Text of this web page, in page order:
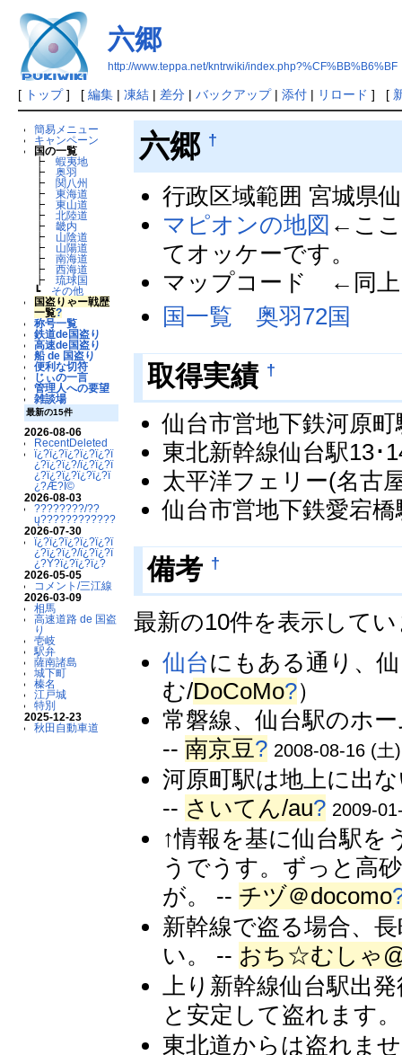
六郷
http://www.teppa.net/kntrwiki/index.php?%CF%BB%B6%BF
[ トップ] [ 編集| 凍結| 差分| バックアップ| 添付| リロード ] [
簡易メニュー
キャンペーン
国の一覧
┣蝦夷地
┣奥羽
┣ 関八州
┣東海道
┣東山道
┣北陸道
┣畿内
┣ 山陰道
┣ 山陽道
┣南海道
┣西海道
┣琉球国
┗ その他
国盗りゃー戦歴
一覧?
称号一覧
鉄道de国盗り
高速de国盗り
船 de 国盗り
便利な切符
じぃの一言
管理人への要望
雑談場
最新の15件
2026-08-06
RecentDeleted
ï¿?ï¿?ï¿?ï¿?ï¿?ï
¿?ï¿?ï¿?/ï¿?ï¿?ï
¿?ï¿?ï¿?ï¿?ï¿?ï
¿?Æ?Ï©
2026-08-03
????????/??
ų????????????
2026-07-30
ï¿?ï¿?ï¿?ï¿?ï¿?ï
¿?ï¿?ï¿?/ï¿?ï¿?ï
¿?Ý?ï¿?ï¿?ï¿?
2026-05-05
コメント/三江線
2026-03-09
相馬
高速道路 de 国盗
り
壱岐
駅弁
薩南諸島
城下町
榛名
江戸城
特別
2025-12-23
秋田自動車道
六郷 †
行政区域範囲 宮城県
マピオンの地図 ←こ
てオッケーです。
マップコード ←同上
国一覧 奥羽72国
取得実績 †
仙台市営地下鉄河原
東北新幹線仙台駅13･
太平洋フェリー(名古
仙台市営地下鉄愛宕
備考 †
最新の10件を表示して
仙台にもある通り、
む/DoCoMo?）
常磐線、仙台駅のホ
--南京豆? 2008-08-16 (土
河原町駅は地上に出
-- さいてん/au? 2009-
↑情報を基に仙台駅を
うでうす。ずっと高
が。 -- チヅ＠docomo
新幹線で盗る場合、
い。 -- おち☆むしゃ
上り新幹線仙台駅出
と安定して盗れます
東北道からは盗れま